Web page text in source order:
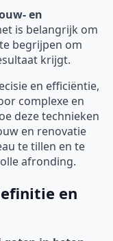
en
is belangrijk om
begrijpen om
krijgt.
en efficiëntie,
complexe en
deze technieken
en renovatie
te tillen en te
afronding.
en